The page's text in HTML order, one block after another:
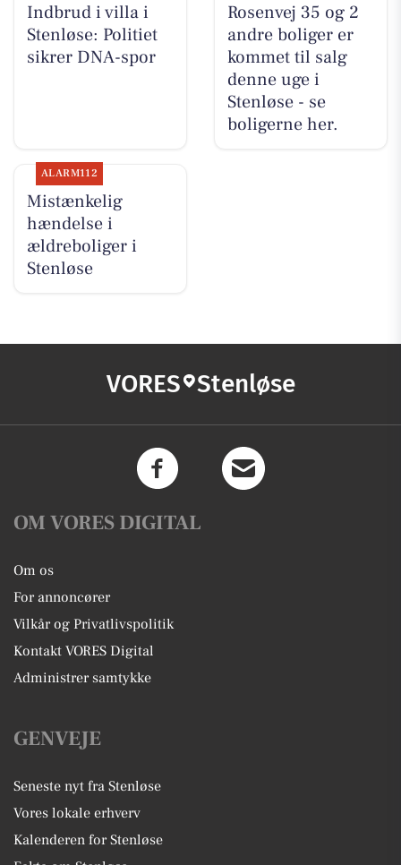
Indbrud i villa i
Stenløse: Politiet
sikrer DNA-spor
Rosenvej 35 og 2
andre boliger er
kommet til salg
denne uge i
Stenløse - se
boligerne her.
ALARM112
Mistænkelig
hændelse i
ældreboliger i
Stenløse
VORES Stenløse
OM VORES DIGITAL
Om os
For annoncører
Vilkår og Privatlivspolitik
Kontakt VORES Digital
Administrer samtykke
GENVEJE
Seneste nyt fra Stenløse
Vores lokale erhverv
Kalenderen for Stenløse